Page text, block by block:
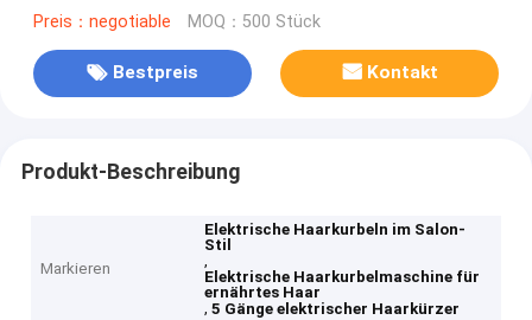
kürzester Zeit
Preis：negotiable MOQ：500 Stück
Bestpreis Kontakt
Produkt-Beschreibung
Markieren
Elektrische Haarkurbeln im Salon-
Stil
,
Elektrische Haarkurbelmaschine für
ernährtes Haar
,5 Gänge elektrischer Haarkürzer